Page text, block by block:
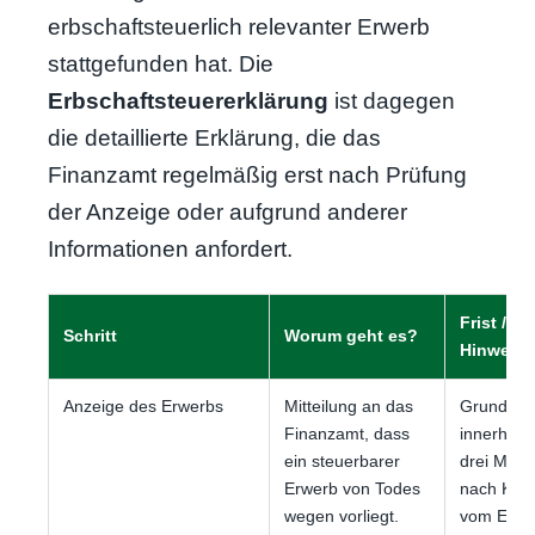
erbschaftsteuerlich relevanter Erwerb
stattgefunden hat. Die
Erbschaftsteuererklärung ist dagegen
die detaillierte Erklärung, die das
Finanzamt regelmäßig erst nach Prüfung
der Anzeige oder aufgrund anderer
Informationen anfordert.
Schritt Worum geht es?
Frist /
Hinweis
Anzeige des Erwerbs
Mitteilung an das
Finanzamt, dass
ein steuerbarer
Erwerb von Todes
wegen vorliegt.
innerhalb
drei
nach
vom